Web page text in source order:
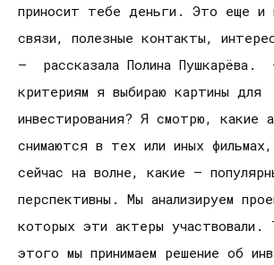
приносит тебе деньги. Это еще и
связи, полезные контакты,
— рассказала Полина Пушкарёва.
критериям я выбираю картины для
инвестирования? Я смотрю, какие
снимаются в тех или иных
сейчас на волне, какие —
перспективны. Мы анализируем
которых эти актеры участвовали.
этого мы принимаем решение об